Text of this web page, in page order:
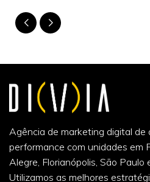
Agência de marketing digital de
performance com unidades em
Alegre, Florianópolis, São Paulo
Utilizamos as melhores